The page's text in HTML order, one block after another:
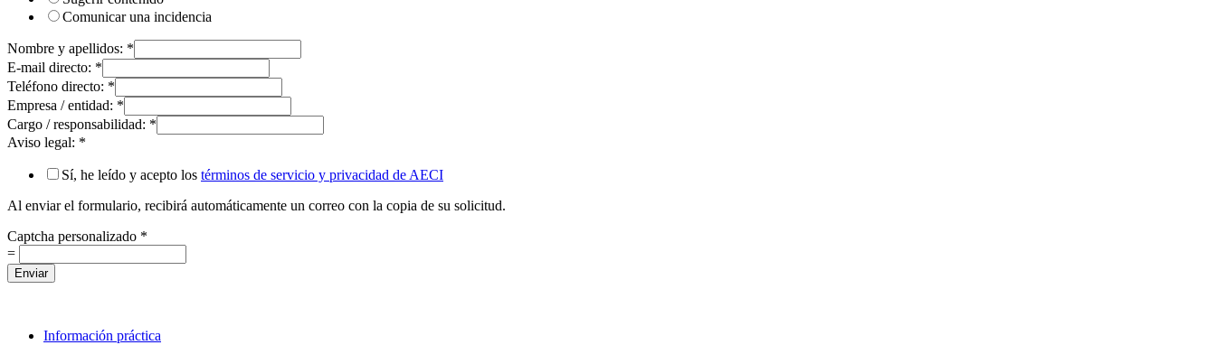
Comunicar una incidencia
Nombre y apellidos: *
E-mail directo: *
Teléfono directo: *
Empresa / entidad: *
Cargo / responsabilidad: *
Aviso legal: *
Sí, he leído y acepto los términos de servicio y privacidad de AECI
Al enviar el formulario, recibirá automáticamente un correo con la copia de su solicitud.
Captcha personalizado *
=
Enviar
Información práctica